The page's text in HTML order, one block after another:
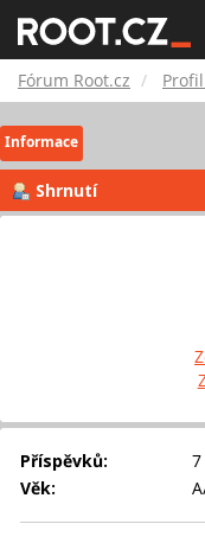
Fórum Root.cz
Informace
Shrnutí
Příspěvků:
Věk: